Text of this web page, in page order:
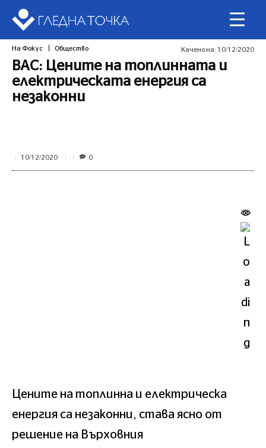
На Фокус Общество Качено на: 10/12/2020
ВАС: Цените на топлинната и
електрическата енергия са
незаконни
10/12/2020 0
Цените на топлинна и електрическа
енергия са незаконни, става ясно от
решение на Върховния